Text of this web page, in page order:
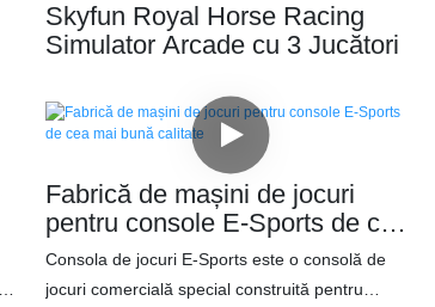
Skyfun Royal Horse Racing
Simulator Arcade cu 3 Jucători
Fabrică de mașini de jocuri
pentru console E-Sports de cea
mai bună calitate
Consola de jocuri E-Sports este o consolă de
jocuri comercială special construită pentru